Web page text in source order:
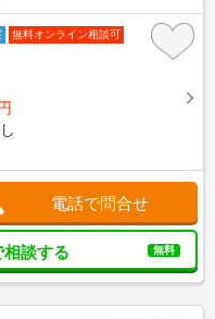
無料オンライン相談可
電話で問合せ
談する 無料